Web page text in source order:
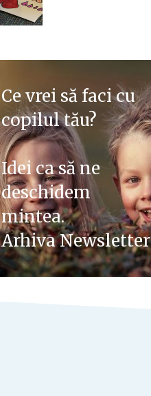
Ce vrei să faci cu
copilul tău?
Idei ca să ne
deschidem
mintea.
Arhiva Newsletter